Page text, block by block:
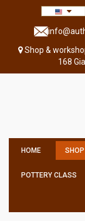
Shop &
168
HOME
POTTERY CLASS